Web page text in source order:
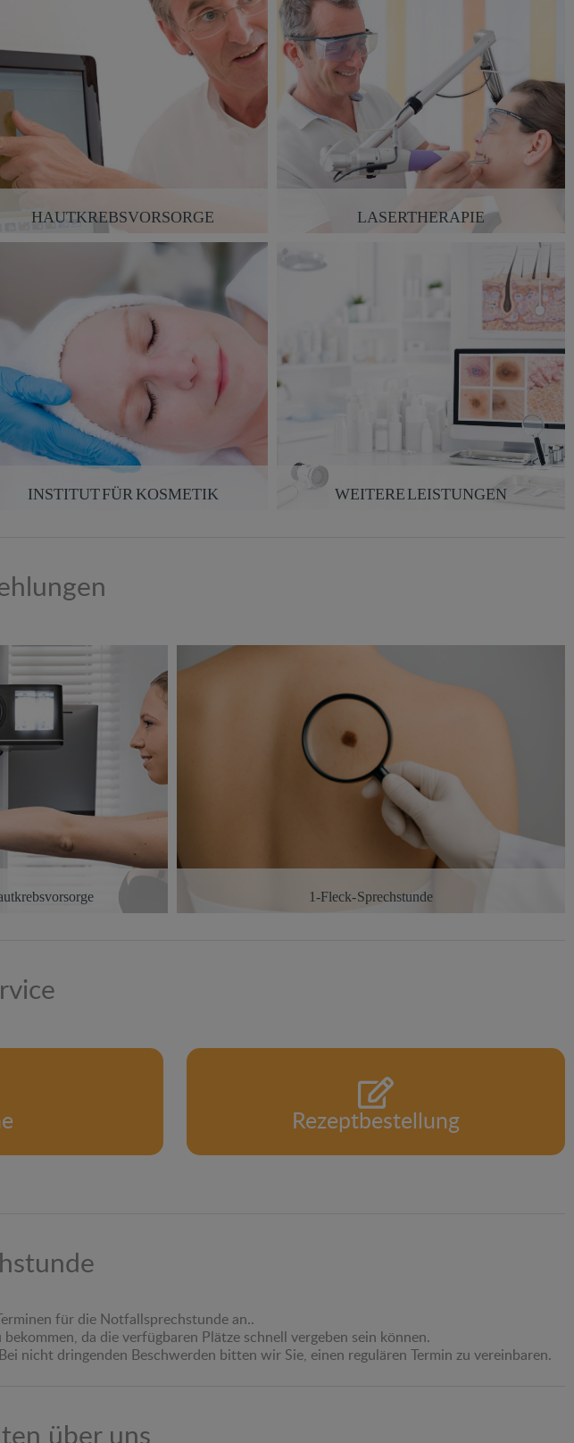
HAUTKREBSVORSORGE LASERTHERAPIE
INSTITUT FÜR KOSMETIK WEITERE LEISTUNGEN
1-Fleck- Sprechstunde
Rezeptbestellung
für die Notfallsprechstunde an..
da die verfügbaren Plätze schnell vergeben sein können.
nicht dringenden Beschwerden bitten wir Sie, einen regulären Termin zu vereinbaren.
über uns